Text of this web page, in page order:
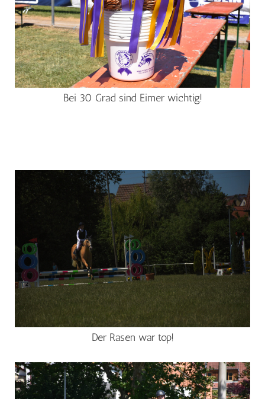
Bei 30 Grad sind Eimer wichtig!
Der Rasen war top!